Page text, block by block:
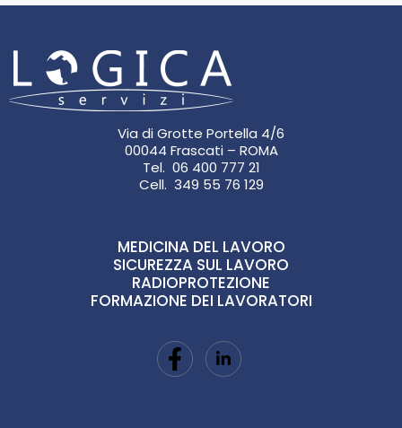
Via di Grotte Portella 4/6
00044 Frascati – ROMA
Tel. 06 400 777 21
Cell. 349 55 76 129
MEDICINA DEL LAVORO
SICUREZZA SUL LAVORO
RADIOPROTEZIONE
FORMAZIONE DEI LAVORATORI